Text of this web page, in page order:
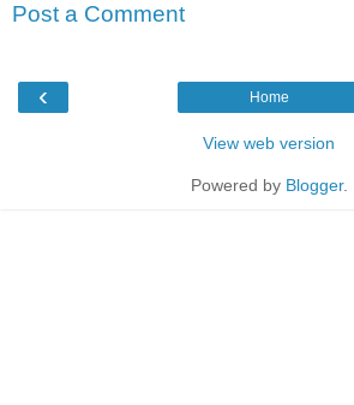
Post a Comment
‹ Home
View web version
Powered by Blogger.